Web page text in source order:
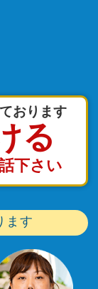
おります
る
下さい
ます